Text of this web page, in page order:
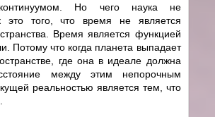
Но чего наука не
это того, что время не является
Время является функцией
Потому что когда планета выпадает
где она в идеале должна
между этим непорочным
реальностью является тем, что